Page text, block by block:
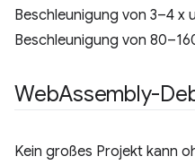
Beschleunigung von 3–4 x
Beschleunigung von
WebAssembly-
Kein großes Projekt kann